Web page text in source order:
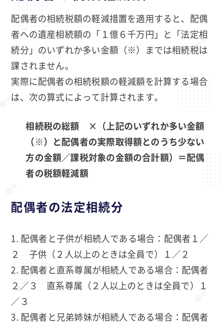
配偶者の相続税額の軽減措置を適用すると、配偶
者への遺産相続額の「１億６千万円」と「法定相
続分」のいずれか多い金額（※）までは相続税は
課されません。
実際に配偶者の相続税額の軽減額を計算する場合
は、次の算式によって計算されます。
相続税の総額 ×（上記のいずれか多い金額
（※）と配偶者の実際取得額とのうち少ない
方の金額／課税対象の金額の合計額）＝配偶
者の税額軽減額
配偶者の法定相続分
配偶者と子供が相続人である場合：配偶者１／
２ 子供（２人以上のときは全員で）１／２
配偶者と直系尊属が相続人である場合：配偶者
２／３ 直系尊属（２人以上のときは全員で）１
／３
配偶者と兄弟姉妹が相続人である場合：配偶者